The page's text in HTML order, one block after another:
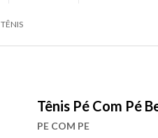
TÊNIS
Tênis Pé Com Pé
PE COM PE